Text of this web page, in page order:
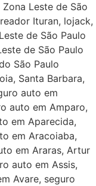
Leste de São
Ituran, lojack,
de São Paulo
de São Paulo
São Paulo
Santa Barbara,
auto em
auto em Amparo,
em Aparecida,
em Aracoiaba,
em Araras, Artur
auto em Assis,
Avare, seguro